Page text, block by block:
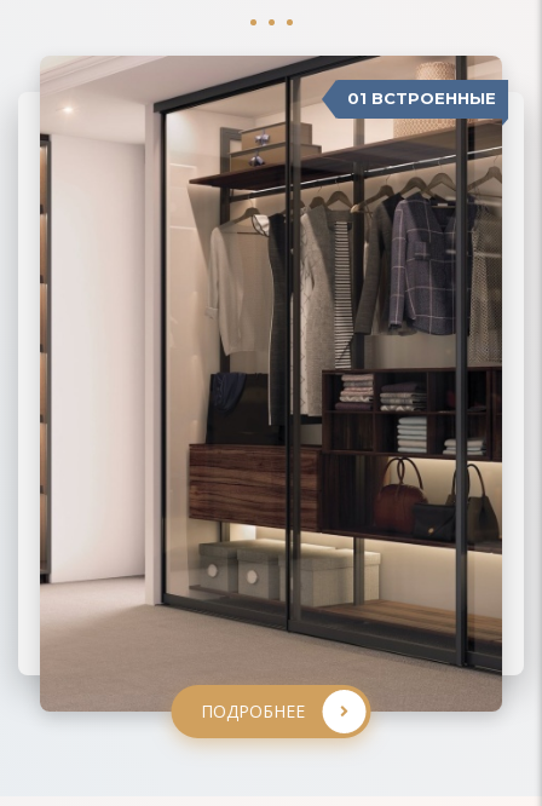
04 П-ОБРАЗНЫЕ 01 ВСТРОЕННЫЕ
ПОДРОБНЕЕ
02 РАДИУСНЫЕ
ПОДРОБНЕЕ
03 МОДЕРН
ПОДРОБНЕЕ